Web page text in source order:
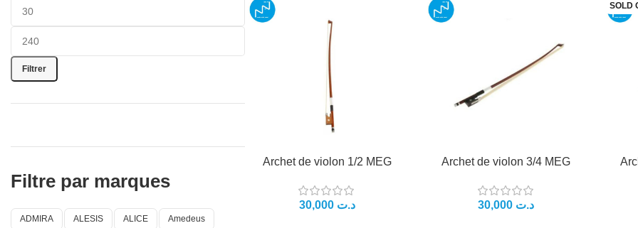
Filtrer
Filtre par marques
ADMIRA ALESIS ALICE Amedeus
Archet de violon 1/2 MEG
د.ت
Archet de violon 3/4 MEG
د.ت
SOLD